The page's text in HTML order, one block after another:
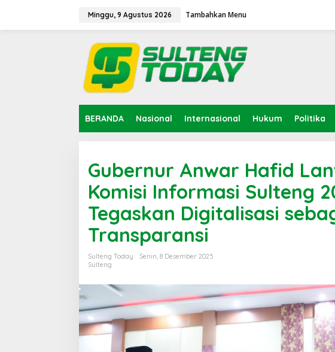
Minggu, 9 Agustus 2026 Tambahkan Menu
BERANDA Nasional Internasional Hukum Politika
Gubernur Anwar Hafid
Komisi Informasi Sulteng
Tegaskan Digitalisasi
Transparansi
Sulteng Today
Senin, 8 Desember 2025
Sulteng